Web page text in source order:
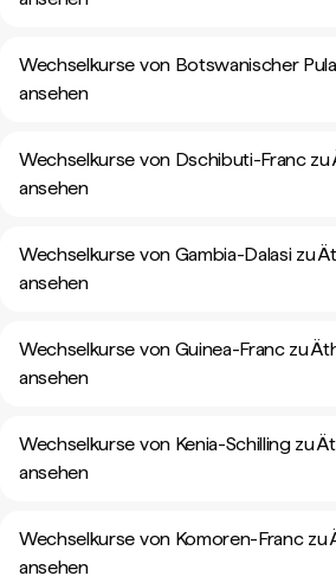
Wechselkurse von Botswanischer
ansehen
Wechselkurse von Dschibuti-Franc
ansehen
Wechselkurse von Gambia-Dalasi zu
ansehen
Wechselkurse von Guinea-Franc zu
ansehen
Wechselkurse von Kenia-Schilling zu
ansehen
Wechselkurse von Komoren-Franc zu
ansehen